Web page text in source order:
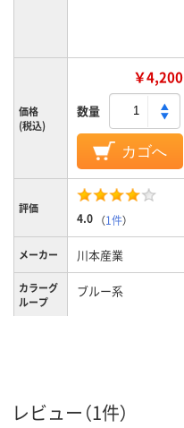
価格
(税込)
￥4,200
数量
カゴへ
評価
4.0 （1件）
メーカー 川本産業
カラーグ
ループ
ブルー系
レビュー（1件）